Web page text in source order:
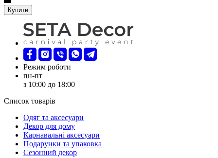
Купити
Режим роботи
пн-пт
з 10:00 до 18:00
Список товарів
Oдяг та аксесуари
Декор для дому
Карнавальні аксесуари
Подарунки та упаковка
Сезонний декор